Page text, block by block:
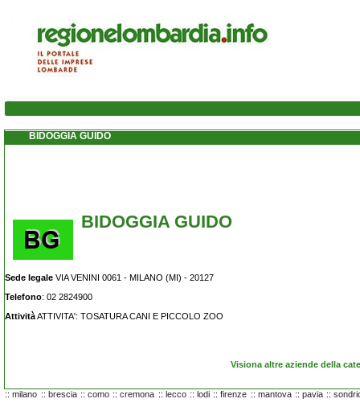
BIDOGGIA GUIDO
BIDOGGIA GUIDO
Sede legale VIA VENINI 0061 - MILANO (MI) - 20127
Telefono: 02 2824900
AttivitàATTIVITA': TOSATURA CANI E PICCOLO ZOO
Visiona altre aziende della
::milano :: brescia :: como ::cremona :: lecco :: lodi ::firenze :: mantova :: pavia ::